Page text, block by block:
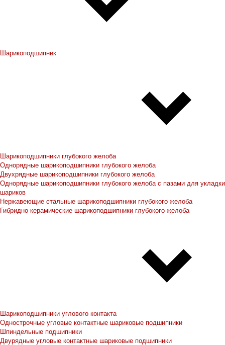
Шарикоподшипник
Шарикоподшипники глубокого желоба
Однорядные шарикоподшипники глубокого желоба
Двухрядные шарикоподшипники глубокого желоба
Однорядные шарикоподшипники глубокого желоба с пазами для укладки
шариков
Нержавеющие стальные шарикоподшипники глубокого желоба
Гибридно-керамические шарикоподшипники глубокого желоба
Шарикоподшипники углового контакта
Однострочные угловые контактные шариковые подшипники
Шпиндельные подшипники
Двурядные угловые контактные шариковые подшипники